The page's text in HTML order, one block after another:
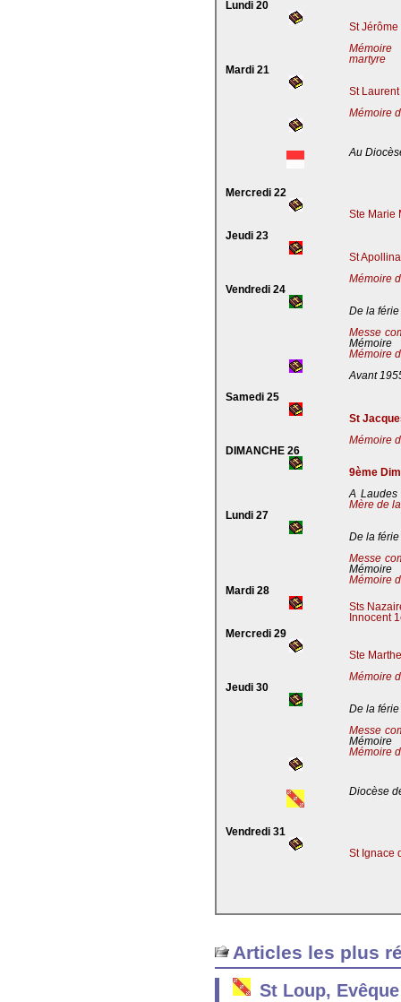
Lundi 20
St
Mémoire
martyre
Mardi 21
St
Mémoire
Au
Mercredi 22
Ste Marie
Jeudi 23
St
Mémoire
Vendredi 24
De la férie
Messe
Mémoire
Mémoire
Avant
Samedi 25
St
Mémoire
DIMANCHE 26
9ème
A
Mère de
Lundi 27
De la férie
Messe
Mémoire
Mémoire
Mardi 28
Sts
Innocent
Mercredi 29
Ste
Mémoire
Jeudi 30
De la férie
Messe
Mémoire
Mémoire
Diocèse
Vendredi 31
St Ignace
Articles les plus
St Loup,